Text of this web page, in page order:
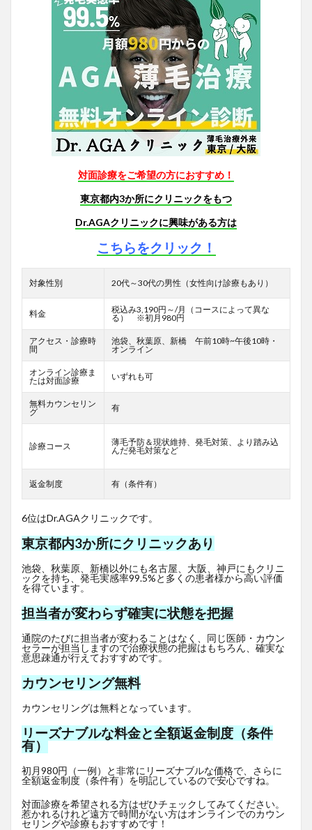
対面診療をご希望の方におすすめ！
東京都内3か所にクリニックをもつ
Dr.AGAクリニックに興味がある方は
こちらをクリック！
対象性別 20代～30代の男性（女性向け診療もあり）
料金
税込み3,190円～/月（コースによって異な
る） ※初月980円
アクセス・診療時
間
池袋、秋葉原、新橋 午前10時~午後10時・
オンライン
オンライン診療ま
たは対面診療
いずれも可
無料カウンセリン
グ
有
診療コース
薄毛予防＆現状維持、発毛対策、より踏み込
んだ発毛対策など
返金制度 有（条件有）
6位はDr.AGAクリニックです。
東京都内3か所にクリニックあり
池袋、秋葉原、新橋以外にも名古屋、大阪、神戸にもクリニ
ックを持ち、発毛実感率99.5%と多くの患者様から高い評価
を得ています。
担当者が変わらず確実に状態を把握
通院のたびに担当者が変わることはなく、同じ医師・カウン
セラーが担当しますので治療状態の把握はもちろん、確実な
意思疎通が行えておすすめです。
カウンセリング無料
カウンセリングは無料となっています。
リーズナブルな料金と全額返金制度（条件
有）
初月980円（一例）と非常にリーズナブルな価格で、さらに
全額返金制度（条件有）を明記しているので安心ですね。
対面診療を希望される方はぜひチェックしてみてください。
惹かれるけれど遠方で時間がない方はオンラインでのカウン
セリングや診療もおすすめです！